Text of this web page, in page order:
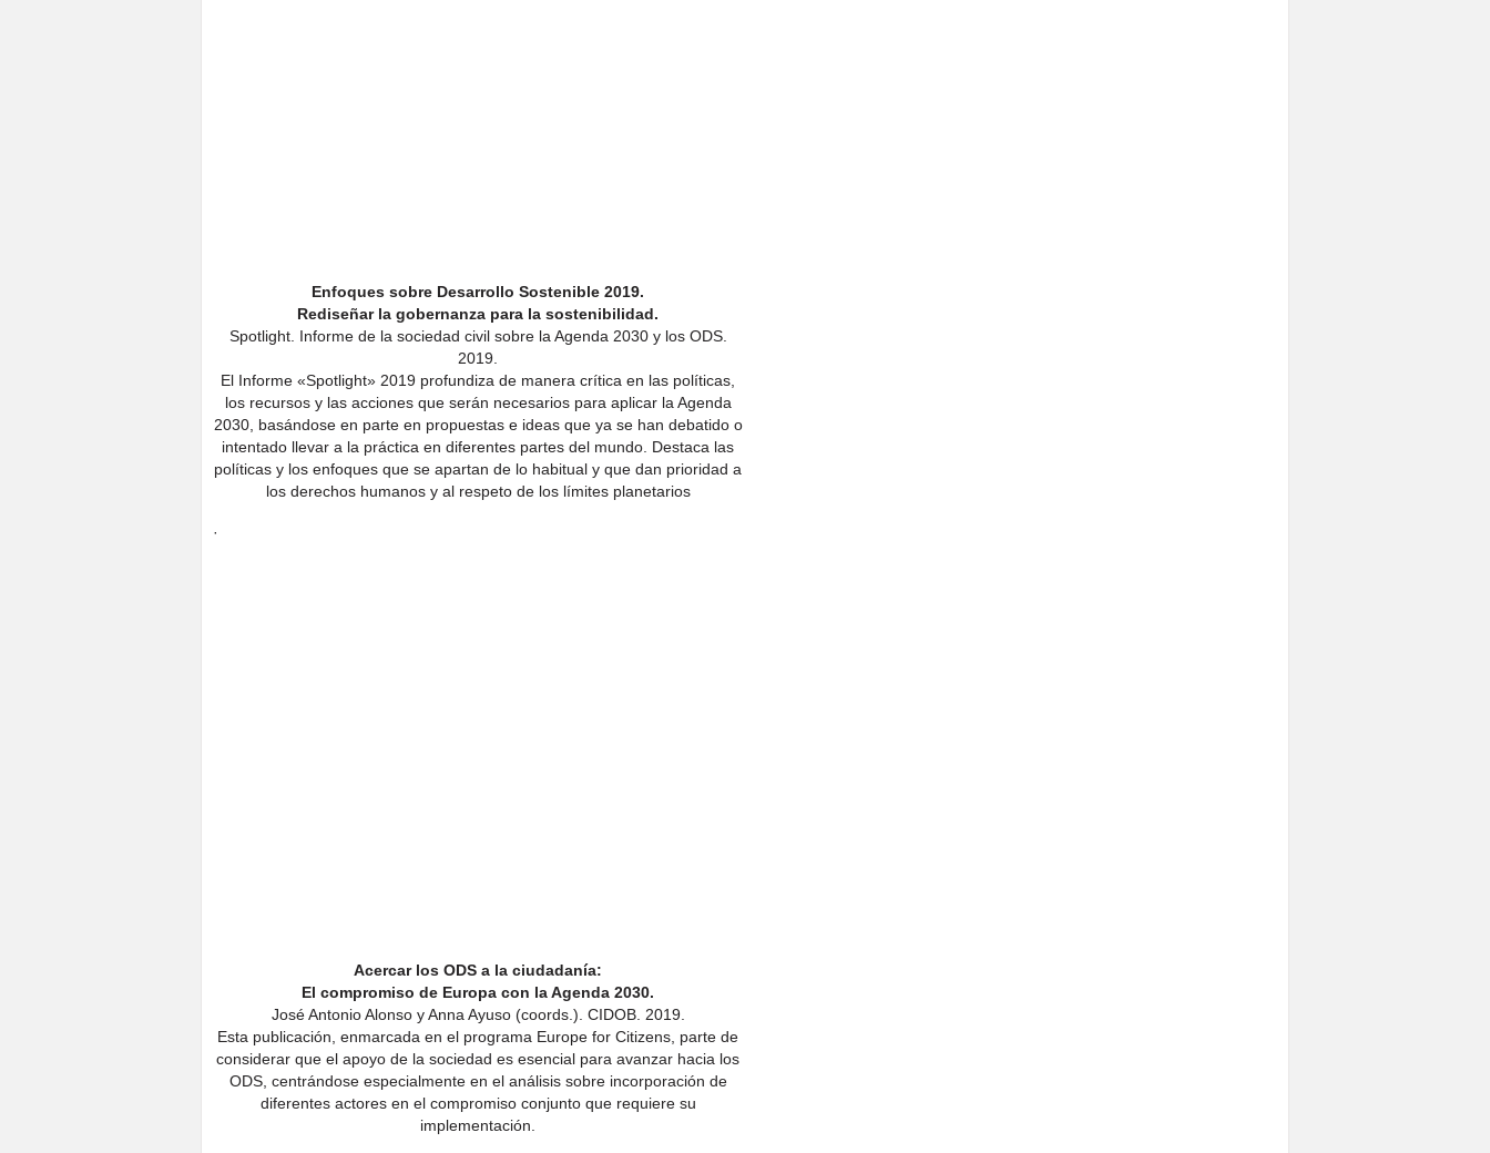
Enfoques sobre Desarrollo Sostenible 2019.
Rediseñar la gobernanza para la sostenibilidad.
Spotlight. Informe de la sociedad civil sobre la Agenda 2030 y los ODS.
2019.
El Informe «Spotlight» 2019 profundiza de manera crítica en las políticas,
los recursos y las acciones que serán necesarios para aplicar la Agenda
2030, basándose en parte en propuestas e ideas que ya se han debatido o
intentado llevar a la práctica en diferentes partes del mundo. Destaca las
políticas y los enfoques que se apartan de lo habitual y que dan prioridad a
los derechos humanos y al respeto de los límites planetarios
·
Acercar los ODS a la ciudadanía:
El compromiso de Europa con la Agenda 2030.
José Antonio Alonso y Anna Ayuso (coords.). CIDOB. 2019.
Esta publicación, enmarcada en el programa Europe for Citizens, parte de
considerar que el apoyo de la sociedad es esencial para avanzar hacia los
ODS, centrándose especialmente en el análisis sobre incorporación de
diferentes actores en el compromiso conjunto que requiere su
implementación.